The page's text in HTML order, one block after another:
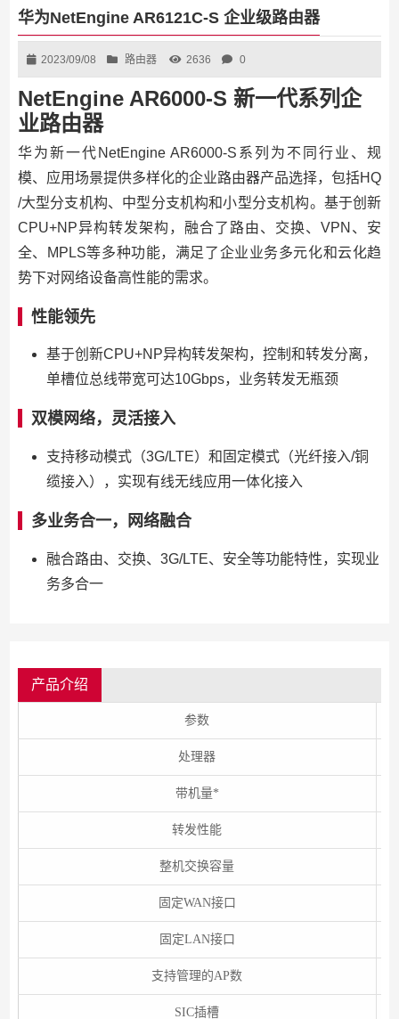
华为NetEngine AR6121C-S 企业级路由器
2023/09/08 路由器 2636 0
NetEngine AR6000-S 新一代系列企
业路由器
华为新一代NetEngine AR6000-S系列为不同行业、规
模、应用场景提供多样化的企业路由器产品选择，包括HQ
/大型分支机构、中型分支机构和小型分支机构。基于创新
CPU+NP异构转发架构，融合了路由、交换、VPN、安
全、MPLS等多种功能，满足了企业业务多元化和云化趋
势下对网络设备高性能的需求。
性能领先
基于创新CPU+NP异构转发架构，控制和转发分离，
单槽位总线带宽可达10Gbps，业务转发无瓶颈
双模网络，灵活接入
支持移动模式（3G/LTE）和固定模式（光纤接入/铜
缆接入），实现有线无线应用一体化接入
多业务合一，网络融合
融合路由、交换、3G/LTE、安全等功能特性，实现业
务多合一
产品介绍
参数
处理器
带机量*
转发性能
整机交换容量
固定WAN接口
固定LAN接口
支持管理的AP数
SIC插槽